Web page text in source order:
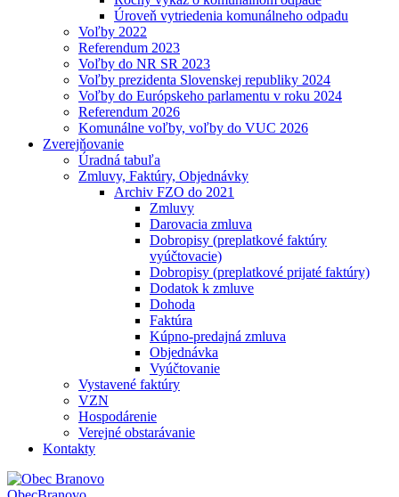
Úroveň vytriedenia komunálneho odpadu
Voľby 2022
Referendum 2023
Voľby do NR SR 2023
Voľby prezidenta Slovenskej republiky 2024
Voľby do Európskeho parlamentu v roku 2024
Referendum 2026
Komunálne voľby, voľby do VUC 2026
Zverejňovanie
Úradná tabuľa
Zmluvy, Faktúry, Objednávky
Archiv FZO do 2021
Zmluvy
Darovacia zmluva
Dobropisy (preplatkové faktúry
vyúčtovacie)
Dobropisy (preplatkové prijaté faktúry)
Dodatok k zmluve
Dohoda
Faktúra
Kúpno-predajná zmluva
Objednávka
Vyúčtovanie
Vystavené faktúry
VZN
Hospodárenie
Verejné obstarávanie
Kontakty